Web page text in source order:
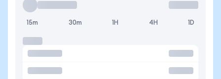
15m 30m 1H 4H 1D